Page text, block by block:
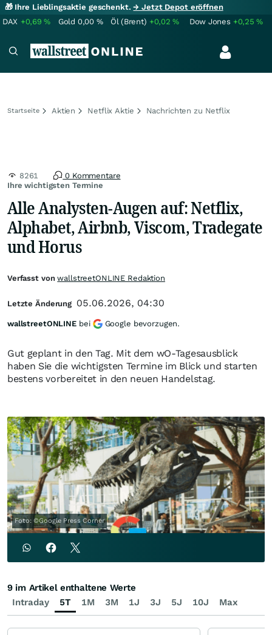
🎁 Ihre Lieblingsaktie geschenkt.→ Jetzt Depot eröffnen
DAX +0,69% Gold 0,00 % Öl (Brent) +0,02% Dow Jones +0,25%
Startseite Aktien Netflix Aktie Nachrichten zu Netflix
Ihre wichtigsten Termine
8261 0 Kommentare
Alle Analysten-Augen auf: Netflix,
Alphabet, Airbnb, Viscom, Tradegate
und Horus
Gut geplant in den Tag. Mit dem wO-Tagesausblick
haben Sie die wichtigsten Termine im Blick und starten
bestens vorbereitet in den neuen Handelstag.
Foto: ©Google Press Corner
Verfasst vonwallstreetONLINE Redaktion
Letzte Änderung 05.06.2026, 04:30
wallstreetONLINE bei Google bevorzugen.
Intraday 5T 1M 3M 1J 3J 5J 10J Max
9 im Artikel enthaltene Werte